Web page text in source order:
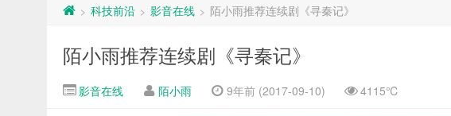
> 科技前沿 > 影音在线 > 陌小雨推荐连续剧《寻秦记》
陌小雨推荐连续剧《寻秦记》
影音在线 陌小雨 9年前 (2017-09-10) 4115℃